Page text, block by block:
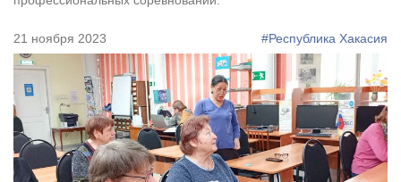
21 ноября 2023 #Республика Хакасия